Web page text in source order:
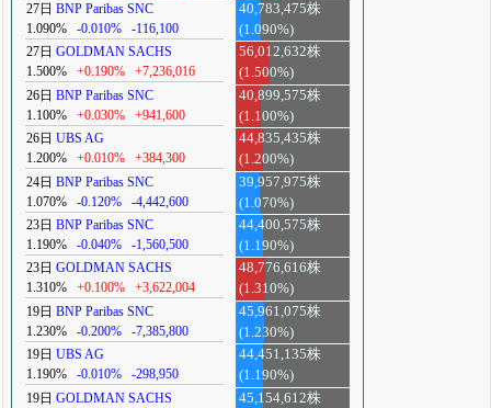
27日 BNP Paribas SNC
1.090%
-0.010% -116,100
40,783,475株
(1.090%)
27日 GOLDMAN SACHS
1.500%
+0.190% +7,236,016
56,012,632株
(1.500%)
26日 BNP Paribas SNC
1.100%
+0.030% +941,600
40,899,575株
(1.100%)
26日 UBS AG
1.200%
+0.010% +384,300
44,835,435株
(1.200%)
24日 BNP Paribas SNC
1.070%
-0.120% -4,442,600
39,957,975株
(1.070%)
23日 BNP Paribas SNC
1.190%
-0.040% -1,560,500
44,400,575株
(1.190%)
23日 GOLDMAN SACHS
1.310%
+0.100% +3,622,004
48,776,616株
(1.310%)
19日 BNP Paribas SNC
1.230%
-0.200% -7,385,800
45,961,075株
(1.230%)
19日 UBS AG
1.190%
-0.010% -298,950
44,451,135株
(1.190%)
19日 GOLDMAN SACHS 45,154,612株